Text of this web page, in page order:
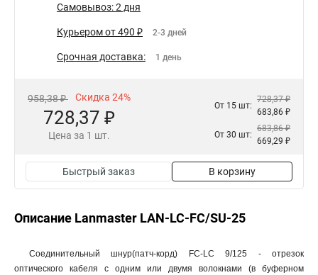
Самовывоз: 2 дня
Курьером от 490 ₽ 2-3 дней
Срочная доставка: 1 день
958,38 ₽ Скидка 24%
728,37 ₽
Цена за 1 шт.
От 15 шт:
728,37 ₽
683,86 ₽
От 30 шт:
683,86 ₽
669,29 ₽
Быстрый заказ В корзину
Описание Lanmaster LAN-LC-FC/SU-25
Соединительный шнур(патч-корд) FC-LC 9/125 - отрезок
оптического кабеля c одним или двумя волокнами (в буферном